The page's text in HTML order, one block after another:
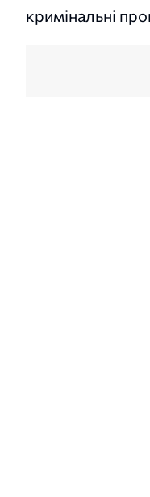
кримінальні